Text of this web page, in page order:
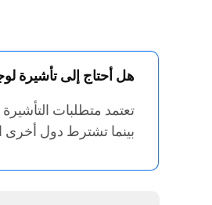
هل أحتاج إلى تأشيرة
تعتمد متطلبات
بينما تشترط دول